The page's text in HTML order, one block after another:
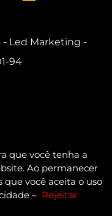
- Led Marketing -
94
que você tenha a
Ao permanecer
você aceita o uso
– Rejeitar